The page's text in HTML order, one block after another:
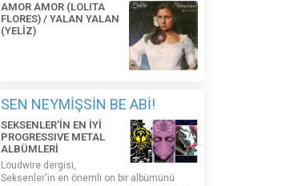
AMOR AMOR (LOLITA
FLORES) / YALAN YALAN
(YELİZ)
SEN NEYMİŞSİN BE ABİ!
SEKSENLER'İN EN İYİ
PROGRESSIVE METAL
ALBÜMLERİ
Loudwire dergisi,
Seksenler'in en önemli on bir albümünü